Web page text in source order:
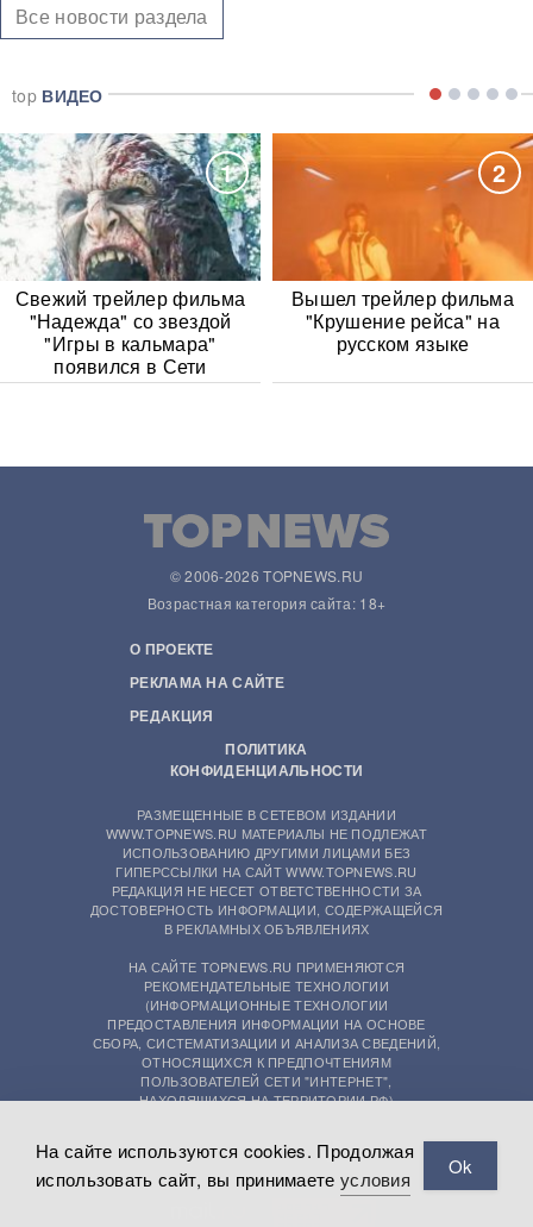
Все новости раздела
top ВИДЕО
1
Свежий трейлер фильма
"Надежда" со звездой
"Игры в кальмара"
появился в Сети
2
Вышел трейлер фильма
"Крушение рейса" на
русском языке
© 2006-2026 TOPNEWS.RU
Возрастная категория сайта: 18+
О ПРОЕКТЕ
РЕКЛАМА НА САЙТЕ
РЕДАКЦИЯ
ПОЛИТИКА
КОНФИДЕНЦИАЛЬНОСТИ
РАЗМЕЩЕННЫЕ В СЕТЕВОМ ИЗДАНИИ
WWW.TOPNEWS.RU МАТЕРИАЛЫ НЕ ПОДЛЕЖАТ
ИСПОЛЬЗОВАНИЮ ДРУГИМИ ЛИЦАМИ БЕЗ
ГИПЕРССЫЛКИ НА САЙТ WWW.TOPNEWS.RU
РЕДАКЦИЯ НЕ НЕСЕТ ОТВЕТСТВЕННОСТИ ЗА
ДОСТОВЕРНОСТЬ ИНФОРМАЦИИ, СОДЕРЖАЩЕЙСЯ
В РЕКЛАМНЫХ ОБЪЯВЛЕНИЯХ
НА САЙТЕ TOPNEWS.RU ПРИМЕНЯЮТСЯ
РЕКОМЕНДАТЕЛЬНЫЕ ТЕХНОЛОГИИ
(ИНФОРМАЦИОННЫЕ ТЕХНОЛОГИИ
ПРЕДОСТАВЛЕНИЯ ИНФОРМАЦИИ НА ОСНОВЕ
СБОРА, СИСТЕМАТИЗАЦИИ И АНАЛИЗА СВЕДЕНИЙ,
ОТНОСЯЩИХСЯ К ПРЕДПОЧТЕНИЯМ
ПОЛЬЗОВАТЕЛЕЙ СЕТИ "ИНТЕРНЕТ",
НАХОДЯЩИХСЯ НА ТЕРРИТОРИИ РФ)
На сайте используются cookies. Продолжая
использовать сайт, вы принимаете условия
Ok